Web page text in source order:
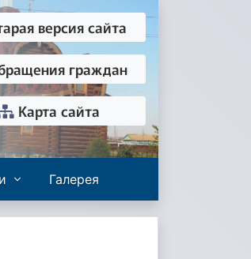
версия сайта
граждан
Карта сайта
Галерея